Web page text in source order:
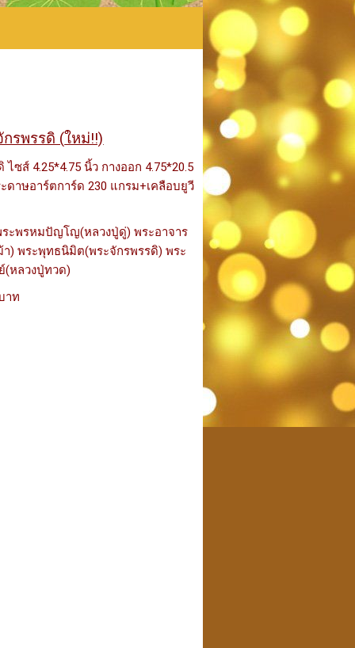
กรพรรดิ (ใหม่!!)
ซส์ 4.25*4.75 นิ้ว กางออก 4.75*20.5
ดาษอาร์ตการ์ด 230 แกรม+เคลือบยูวี
ะพรหมปัญโญ(หลวงปู่ดู่) พระอาจาร
า) พระพุทธนิมิต(พระจักรพรรดิ) พระ
หลวงปู่ทวด)
าท